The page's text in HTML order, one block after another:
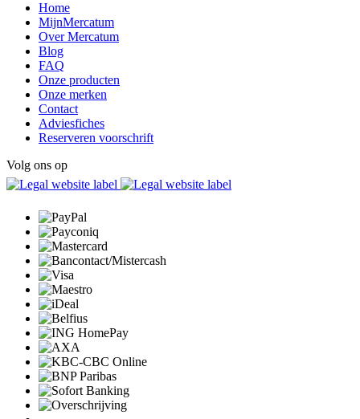
Home
MijnMercatum
Over Mercatum
Blog
FAQ
Onze producten
Onze merken
Contact
Adviesfiches
Reserveren voorschrift
Volg ons op